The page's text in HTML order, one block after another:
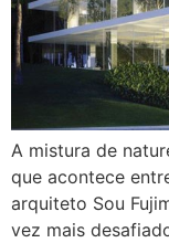
A mistura de
que acontece
arquiteto Sou
vez mais